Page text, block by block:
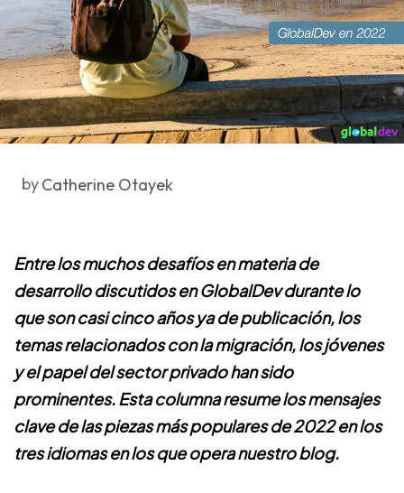
byCatherine Otayek
Entre los muchos desafíos en materia de
desarrollo discutidos en GlobalDev durante lo
que son casi cinco años ya de publicación, los
temas relacionados con la migración, los jóvenes
y el papel del sector privado han sido
prominentes. Esta columna resume los mensajes
clave de las piezas más populares de 2022 en los
tres idiomas en los que opera nuestro blog.